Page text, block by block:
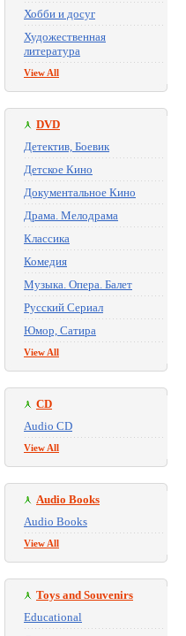
Хобби и досуг
Художественная
литература
View All
DVD
Детектив, Боевик
Детское Кино
Документальное Кино
Драма. Мелодрама
Классика
Комедия
Музыка. Опера. Балет
Русский Сериал
Юмор, Сатира
View All
CD
Audio CD
View All
Audio Books
Audio Books
View All
Toys and Souvenirs
Educational